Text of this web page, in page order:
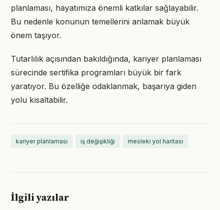
planlaması, hayatımıza önemli katkılar sağlayabilir.
Bu nedenle konunun temellerini anlamak büyük
önem taşıyor.
Tutarlılık açısından bakıldığında, kariyer planlaması
sürecinde sertifika programları büyük bir fark
yaratıyor. Bu özelliğe odaklanmak, başarıya giden
yolu kısaltabilir.
kariyer planlaması iş değişikliği mesleki yol haritası
İlgili yazılar